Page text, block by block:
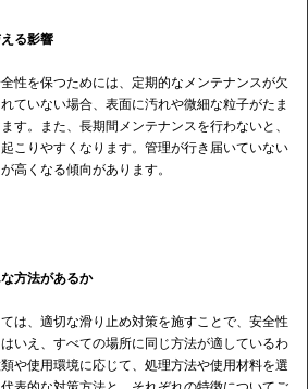
る影響
性を保つためには、定期的なメンテナンスが欠
ていない場合、表面に汚れや微細な粒子がたま
す。また、長期間メンテナンスを行わないと、
こりやすくなります。管理が行き届いていない
高くなる傾向があります。
方法があるか
は、適切な滑り止め対策を施すことで、安全性
いえ、すべての場所に同じ方法が適しているわ
や使用環境に応じて、処理方法や使用材料を選